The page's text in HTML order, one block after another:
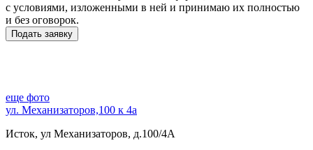
с условиями, изложенными в ней и принимаю их полностью
и без оговорок.
еще фото
ул. Механизаторов,100 к 4а
Исток, ул Механизаторов, д.100/4А